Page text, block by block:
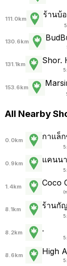
111.0km ร้านบ้
130.6km
131.1km Shor.
153.6km
All Nearby
0.0km กาแล็
0.9km แคนน
1.4km Coco
(
8.1km ร้านกั
8.2km .
8.6km High